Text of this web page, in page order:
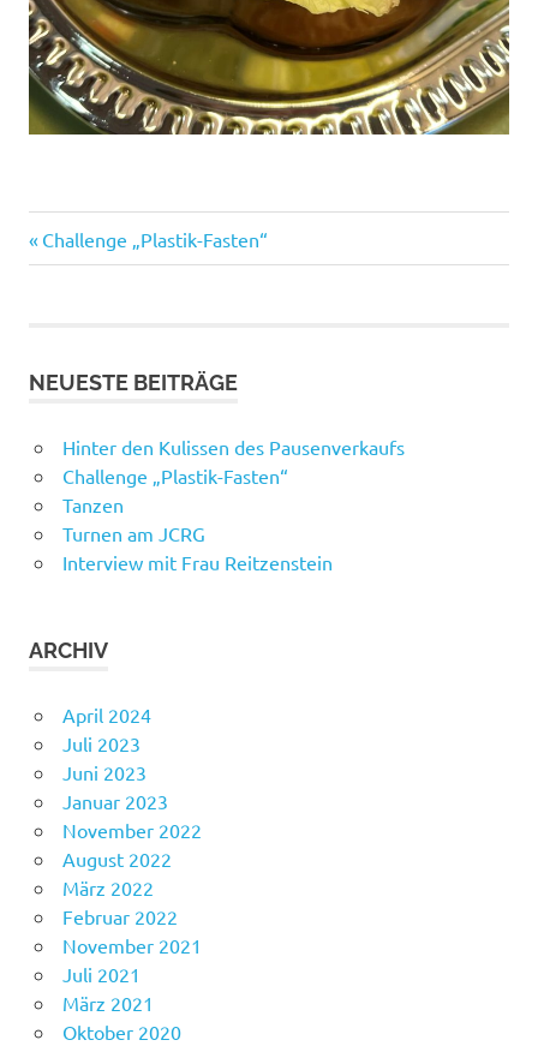
Beitragsnavigation
Vorheriger
Beitrag:
Challenge „Plastik-Fasten“
NEUESTE BEITRÄGE
Hinter den Kulissen des Pausenverkaufs
Challenge „Plastik-Fasten“
Tanzen
Turnen am JCRG
Interview mit Frau Reitzenstein
ARCHIV
April 2024
Juli 2023
Juni 2023
Januar 2023
November 2022
August 2022
März 2022
Februar 2022
November 2021
Juli 2021
März 2021
Oktober 2020